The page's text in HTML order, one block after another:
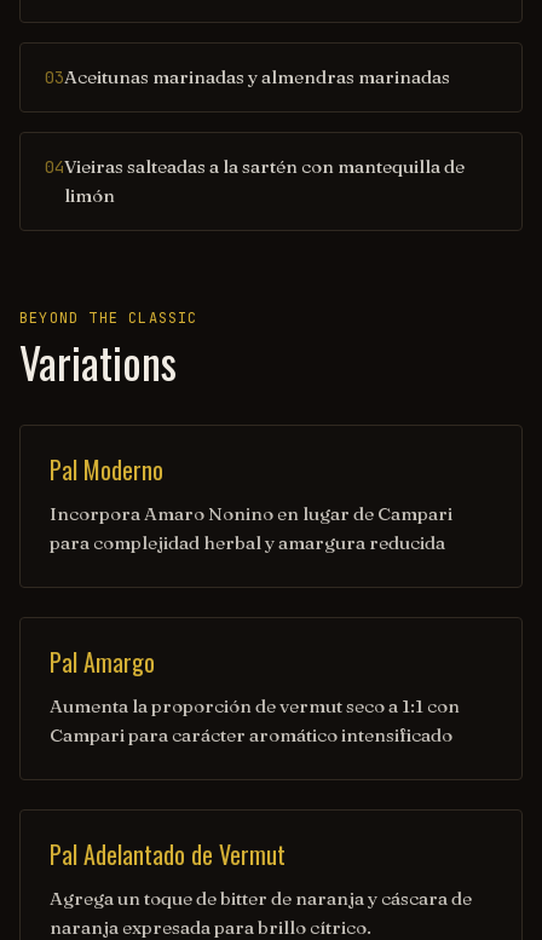
03Aceitunas marinadas y almendras marinadas
04Vieiras salteadas a la sartén con mantequilla de
limón
BEYOND THE CLASSIC
Variations
Pal Moderno
Incorpora Amaro Nonino en lugar de Campari
para complejidad herbal y amargura reducida
Pal Amargo
Aumenta la proporción de vermut seco a 1:1 con
Campari para carácter aromático intensificado
Pal Adelantado de Vermut
Agrega un toque de bitter de naranja y cáscara de
naranja expresada para brillo cítrico.